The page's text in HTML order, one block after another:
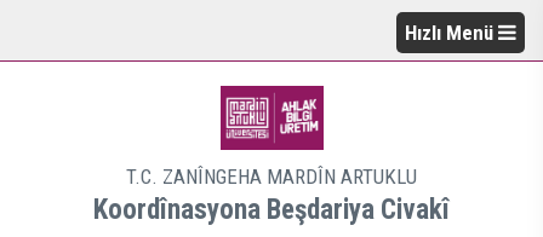
Hızlı Menü
T.C. ZANÎNGEHA MARDÎN ARTUKLU
Koordînasyona Beşdariya Civakî